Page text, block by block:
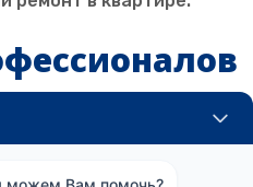
работает с 2010 года.
по удалению